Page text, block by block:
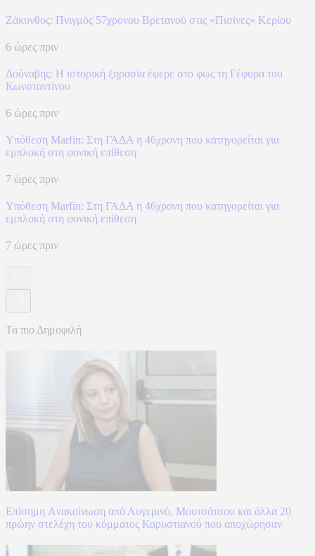
Ζάκυνθος: Πνιγμός 57χρονου Βρετανού στις «Πισίνες» Κερίου
6 ώρες πριν
Δούναβης: Η ιστορική ξηρασία έφερε στο φως τη Γέφυρα του
Κωνσταντίνου
6 ώρες πριν
Υπόθεση Marfin: Στη ΓΑΔΑ η 46χρονη που κατηγορείται για
εμπλοκή στη φονική επίθεση
7 ώρες πριν
Υπόθεση Marfin: Στη ΓΑΔΑ η 46χρονη που κατηγορείται για
εμπλοκή στη φονική επίθεση
7 ώρες πριν
Τα πιο Δημοφιλή
Επίσημη Aνακοίνωση από Αυγερινό, Μουτσάτσου και άλλα 20
πρώην στελέχη του κόμματος Καρυστιανού που αποχώρησαν